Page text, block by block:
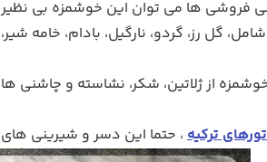
فروشی ها می توان این خوشمزه بی
گل رز، گردو، نارگیل، بادام، خامه
از ژلاتین، شکر، نشاسته و
تورهای ترکیه ، حتما این دسر و شیرینی